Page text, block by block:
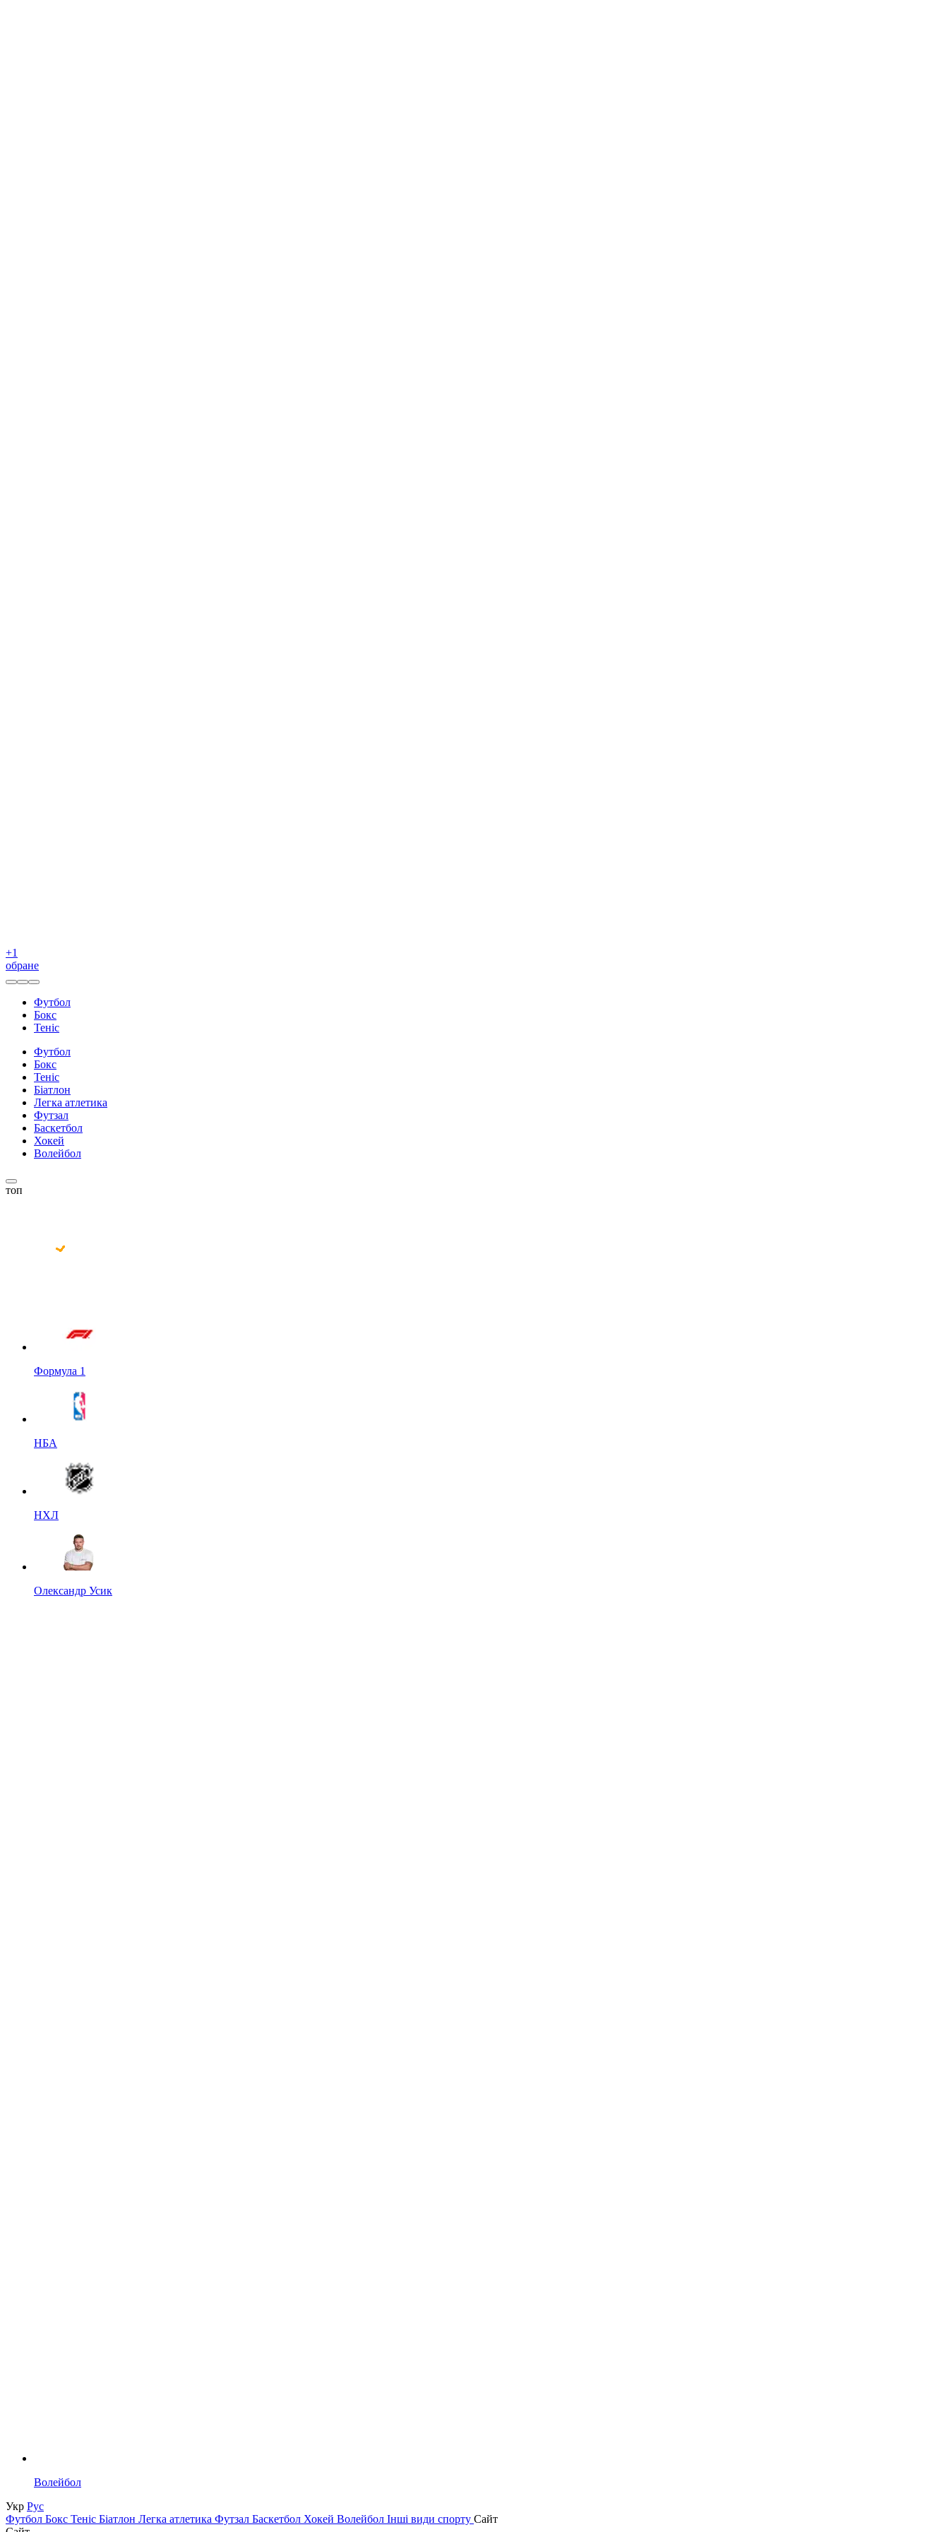
+1
обране
Футбол
Бокс
Теніс
Футбол
Бокс
Теніс
Біатлон
Легка атлетика
Футзал
Баскетбол
Хокей
Волейбол
топ
Формула 1
НБА
НХЛ
Олександр Усик
Волейбол
Укр Рус
Футбол Бокс Теніс Біатлон Легка атлетика Футзал Баскетбол Хокей Волейбол Інші види спорту Сайт